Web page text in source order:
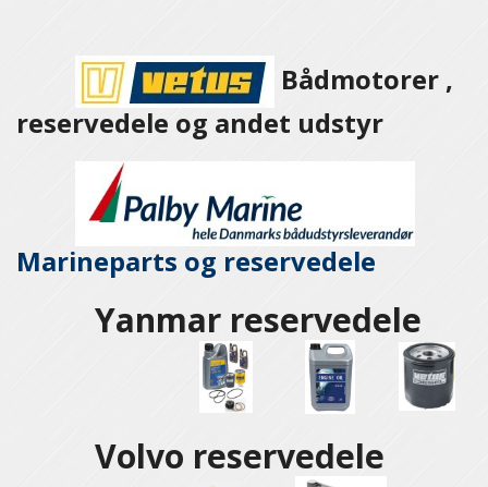
Bådmotorer ,
reservedele og andet udstyr
Marineparts og reservedele
Yanmar reservedele
Volvo reservedele